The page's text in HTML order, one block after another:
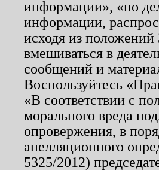
информации», «по
информации,
исходя из
вмешиваться в
сообщений и
Воспользуйтесь
«В соответствии с
морального вреда
опровержения, в
апелляционного
5325/2012)